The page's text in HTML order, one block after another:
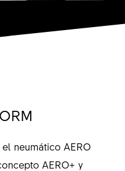
neumático AERO
AERO+ y